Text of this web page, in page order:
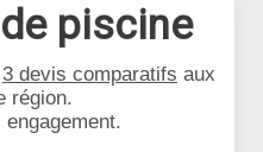
piscine
3 devis comparatifs aux
région.